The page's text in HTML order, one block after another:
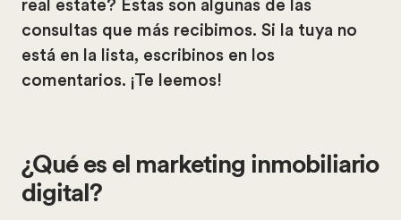
real estate? Estas son algunas de las
consultas que más recibimos. Si la tuya no
está en la lista, escribinos en los
comentarios. ¡Te leemos!
¿Qué es el marketing inmobiliario
digital?